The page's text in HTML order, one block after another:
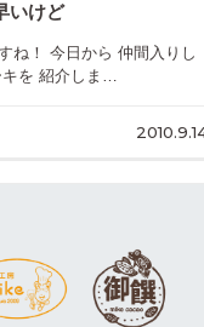
いけど
ね！ 今日から 仲間入りし
キを 紹介しま…